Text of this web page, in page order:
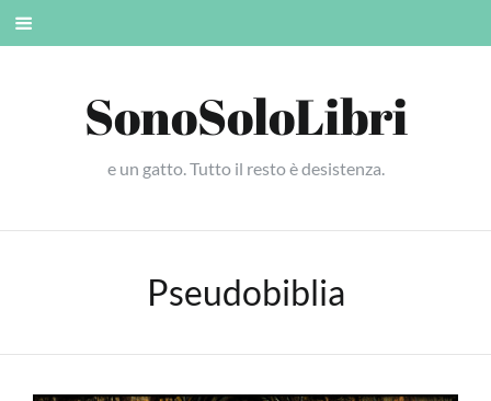
Skip
SonoSoloLibri
e un gatto. Tutto il resto è desistenza.
Pseudobiblia